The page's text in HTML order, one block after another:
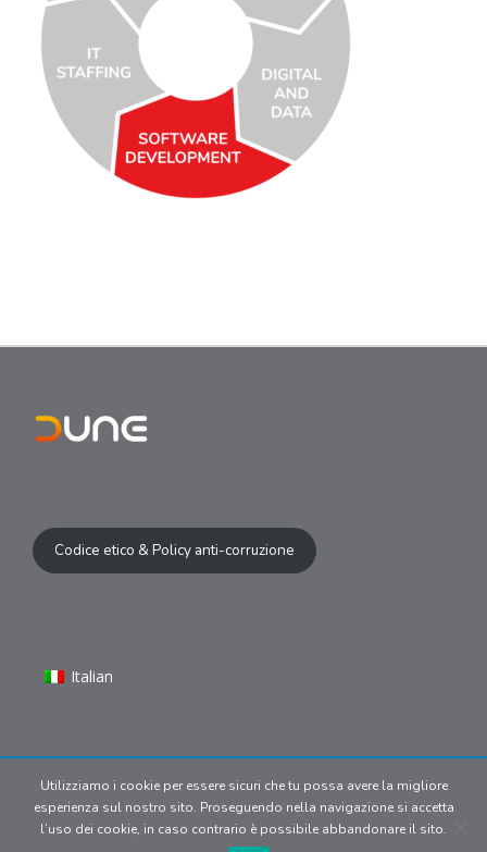
Codice etico & Policy anti-corruzione
Italian
© 2024 Copyright | Dune S.r.l P.IVA
09902170969. All media belong
to their respective owners.Privacy
Utilizziamo i cookie per essere sicuri che tu possa avere la migliore
esperienza sul nostro sito. Proseguendo nella navigazione si accetta
l’uso dei cookie, in caso contrario è possibile abbandonare il sito.